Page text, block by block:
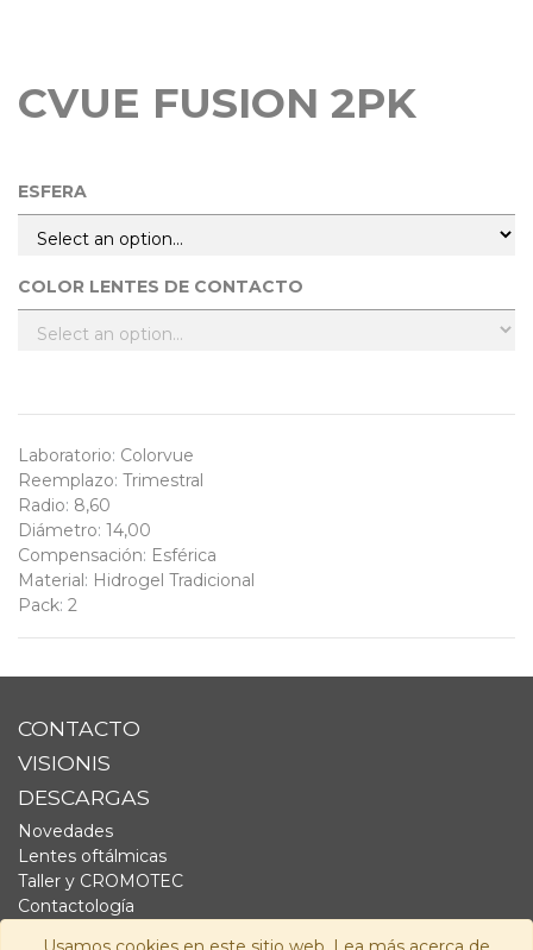
CVUE FUSION 2PK
ESFERA
COLOR LENTES DE CONTACTO
Laboratorio: Colorvue
Reemplazo: Trimestral
Radio: 8,60
Diámetro: 14,00
Compensación: Esférica
Material: Hidrogel Tradicional
Pack: 2
CONTACTO
VISIONIS
DESCARGAS
Novedades
Lentes oftálmicas
Taller y CROMOTEC
Contactología